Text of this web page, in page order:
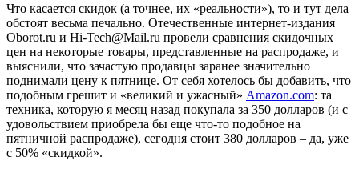
Что касается скидок (а точнее, их «реальности»), то и тут дела
обстоят весьма печально. Отечественные интернет-издания
Oborot.ru и Hi-Tech@Mail.ru провели сравнения скидочных
цен на некоторые товары, представленные на распродаже, и
выяснили, что зачастую продавцы заранее значительно
поднимали цену к пятнице. От себя хотелось бы добавить, что
подобным грешит и «великий и ужасный» Amazon.com: та
техника, которую я месяц назад покупала за 350 долларов (и с
удовольствием приобрела бы еще что-то подобное на
пятничной распродаже), сегодня стоит 380 долларов – да, уже
с 50% «скидкой».